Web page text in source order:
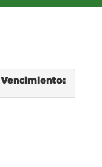
Vencimiento: